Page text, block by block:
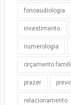
fonoaudiologia
investimento
numerologia
orçamento
prazer
relacionamento